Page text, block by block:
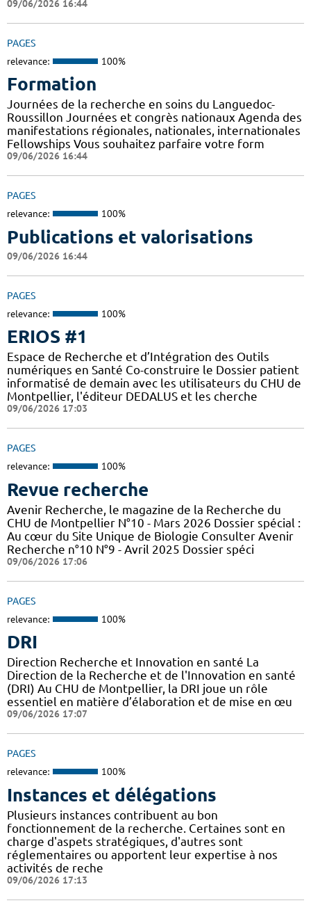
09/06/2026 16:44
PAGES
relevance: 100%
Formation
Journées de la recherche en soins du Languedoc-
Roussillon Journées et congrès nationaux Agenda des
manifestations régionales, nationales, internationales
Fellowships Vous souhaitez parfaire votre form
09/06/2026 16:44
PAGES
relevance: 100%
Publications et valorisations
09/06/2026 16:44
PAGES
relevance: 100%
ERIOS #1
Espace de Recherche et d’Intégration des Outils
numériques en Santé Co-construire le Dossier patient
informatisé de demain avec les utilisateurs du CHU de
Montpellier, l'éditeur DEDALUS et les cherche
09/06/2026 17:03
PAGES
relevance: 100%
Revue recherche
Avenir Recherche, le magazine de la Recherche du
CHU de Montpellier N°10 - Mars 2026 Dossier spécial :
Au cœur du Site Unique de Biologie Consulter Avenir
Recherche n°10 N°9 - Avril 2025 Dossier spéci
09/06/2026 17:06
PAGES
relevance: 100%
DRI
Direction Recherche et Innovation en santé La
Direction de la Recherche et de l'Innovation en santé
(DRI) Au CHU de Montpellier, la DRI joue un rôle
essentiel en matière d’élaboration et de mise en œu
09/06/2026 17:07
PAGES
relevance: 100%
Instances et délégations
Plusieurs instances contribuent au bon
fonctionnement de la recherche. Certaines sont en
charge d'aspets stratégiques, d'autres sont
réglementaires ou apportent leur expertise à nos
activités de reche
09/06/2026 17:13